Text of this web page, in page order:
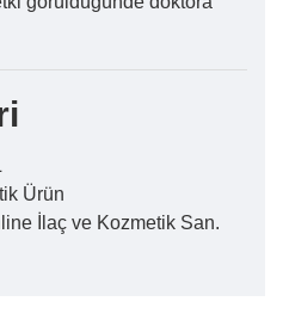
Ürün
İlaç ve Kozmetik San.